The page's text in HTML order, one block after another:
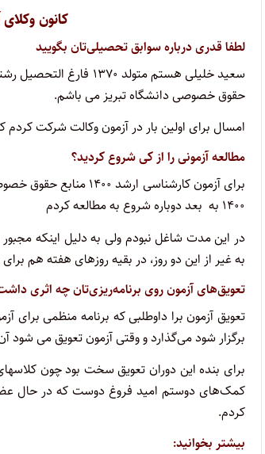
کانون وکلای
لطفا قدری درباره سوابق تحصیلی‌تان بگویید
سعید خلیلی هستم
حقوق خصوصی دانشگاه تبریز می باشم.
امسال برای اولین بار در آزمون وکالت شرکت کردم که موفق به کسب رتبه ۲ در کانون
مطالعه آزمونی را از کی شروع کردید؟
۱۴۰۰ به بعد دوباره شروع به مطالعه کردم
به غیر از این دو روز، در بقیه روزهای هفته هم برای
تعویق‌های آزمون روی برنامه‌ریزی‌تان چه اثری
تعویق آزمون برا داوطلبی که برنامه منظمی
برگزار شود می‌گذارد و وقتی آزمون تعویق می شود
کردم.
بیشتر بخوانید: